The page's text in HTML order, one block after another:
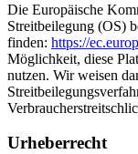
Die Europäische
Streitbeilegung (OS)
finden: https://
Möglichkeit, diese
nutzen. Wir weisen
Urheberrecht